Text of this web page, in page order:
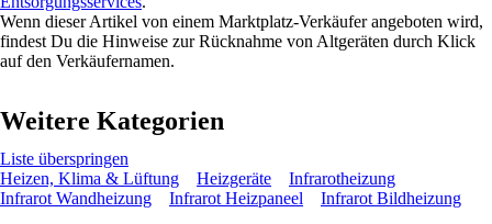
Wenn dieser Artikel von einem Marktplatz-Verkäufer angeboten wird,
findest Du die Hinweise zur Rücknahme von Altgeräten durch Klick
auf den Verkäufernamen.
Weitere Kategorien
Liste überspringen
Heizen, Klima & Lüftung
Heizgeräte
Infrarotheizung
Infrarot Wandheizung
Infrarot Heizpaneel Infrarot Bildheizung